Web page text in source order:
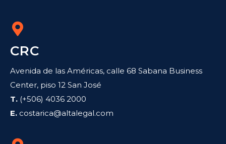
CRC
Avenida de las Américas, calle 68 Sabana Business
Center, piso 12 San José
T. (+506) 4036 2000
E. costarica@altalegal.com